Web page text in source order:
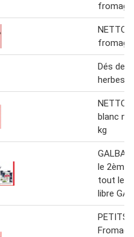
fromage
NETTO
fromage
Dés de
herbes
NETTO
blanc
kg
le 2ème
tout le
libre
PETITS